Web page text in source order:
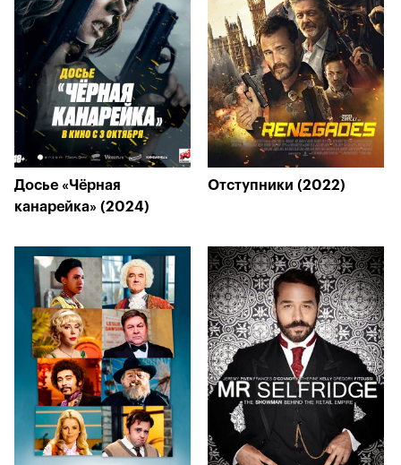
Досье «Чёрная
канарейка» (2024)
Отступники (2022)